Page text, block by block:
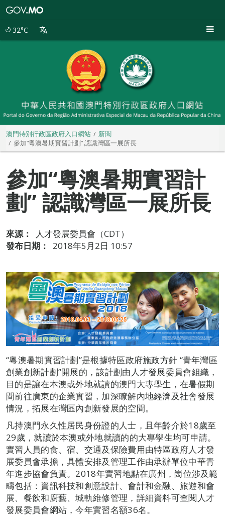
32°C
澳門特別行政區政府入口網站
新聞
參加“粵澳暑期實習計劃” 認識灣區一展所長
參加“粵澳暑期實習計
劃” 認識灣區一展所長
來源：
人才發展委員會（CDT）
發布日期：
2018年5月2日 10:57
“粵澳暑期實習計劃”是根據特區政府施政方針 “青年灣區
創業創新計劃”開展的，該計劃由人才發展委員會組織，
目的是讓在本澳或外地就讀的澳門大專學生，在暑假期
間前往廣東的企業實習，加深瞭解內地經濟及社會發展
情況，拓展在灣區內創新發展的空間。
凡持澳門永久性居民身份證的人士，且年齡介於18歲至
29歲，就讀於本澳或外地就讀的的大專學生均可申請。
實習人員的食、宿、交通及保險費用由特區政府人才發
展委員會承擔，具體安排及管理工作由承辦單位中華青
年進步協會負責。2018年實習地點在廣州，崗位涉及範
疇包括：資訊科技和創意設計、會計和金融、旅遊和會
展、餐飲和廚藝、城軌維修管理，詳細資料可查閱人才
發展委員會網站，今年實習名額36名。